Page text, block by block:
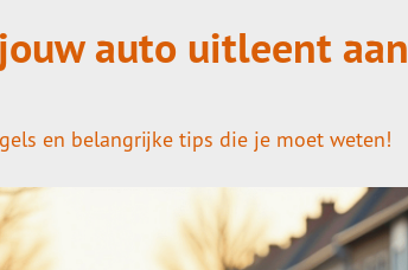
auto uitleent aan
en belangrijke tips die je moet weten!